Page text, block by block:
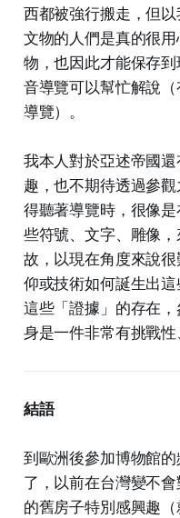
西都被強行搬走，但
文物的人們是真的很
物，也因此才能保存
音導覽可以幫忙解說
導覽）。
我本人對於亞述帝國
趣，也不期待透過參
得聽著導覽時，很像
些符號、文字、雕像
故，以現在角度來說
仰或技術如何誕生出
這些「證據」的存在
身是一件非常有挑戰性
結語
到歐洲後參加博物館
了，以前在台灣變不
的舊房子特別感興趣